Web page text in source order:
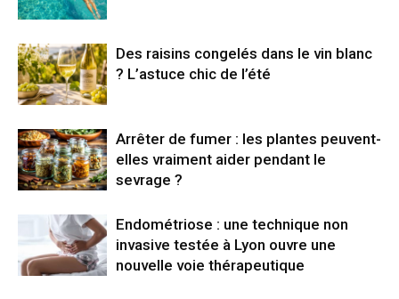
Des raisins congelés dans le vin blanc
? L’astuce chic de l’été
Arrêter de fumer : les plantes peuvent-
elles vraiment aider pendant le
sevrage ?
Endométriose : une technique non
invasive testée à Lyon ouvre une
nouvelle voie thérapeutique